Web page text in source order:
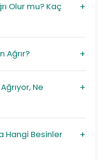
Olur mu? Kaç
Ağrır?
Ne
Hangi Besinler